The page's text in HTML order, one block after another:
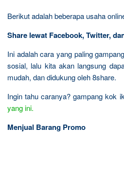
Berikut adalah beberapa usaha
Share lewat Facebook, Twitter,
Ini adalah cara yang paling
sosial, lalu kita akan langsung
mudah, dan didukung oleh 8share.
Ingin tahu caranya? gampang kok
yang ini.
Menjual Barang Promo